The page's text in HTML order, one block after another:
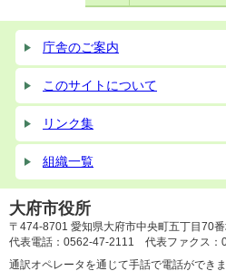
庁舎のご案内
このサイトについて
リンク集
組織一覧
大府市役所
〒474-8701 愛知県大府市中央町五丁目70番
代表電話：0562-47-2111 代表ファクス：
通訳オペレータを通じて手話で電話ができま